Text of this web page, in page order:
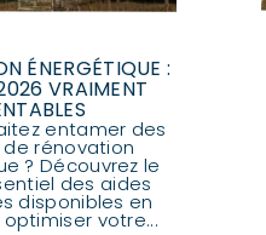
ÉNERGÉTIQUE :
VRAIMENT
entamer des
rénovation
? Découvrez le
des aides
disponibles en
votre...